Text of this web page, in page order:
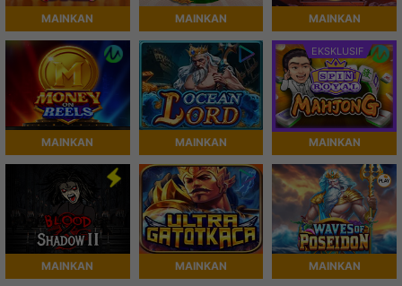
MAINKAN MAINKAN MAINKAN
MAINKAN MAINKAN
EKSKLUSIF
MAINKAN
MAINKAN MAINKAN MAINKAN